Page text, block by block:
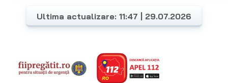
Ultima actualizare: 11:47 | 29.07.2026